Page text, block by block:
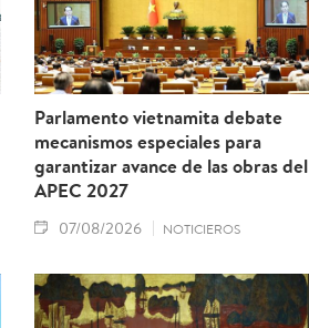
Parlamento vietnamita debate
mecanismos especiales para
garantizar avance de las obras del
APEC 2027
07/08/2026 NOTICIEROS